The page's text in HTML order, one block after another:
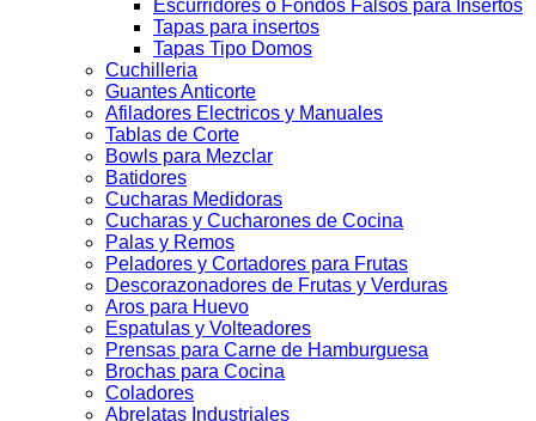
Escurridores o Fondos Falsos para Insertos
Tapas para insertos
Tapas Tipo Domos
Cuchilleria
Guantes Anticorte
Afiladores Electricos y Manuales
Tablas de Corte
Bowls para Mezclar
Batidores
Cucharas Medidoras
Cucharas y Cucharones de Cocina
Palas y Remos
Peladores y Cortadores para Frutas
Descorazonadores de Frutas y Verduras
Aros para Huevo
Espatulas y Volteadores
Prensas para Carne de Hamburguesa
Brochas para Cocina
Coladores
Abrelatas Industriales